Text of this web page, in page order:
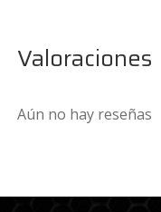
Valoraciones
Aún no hay reseñas